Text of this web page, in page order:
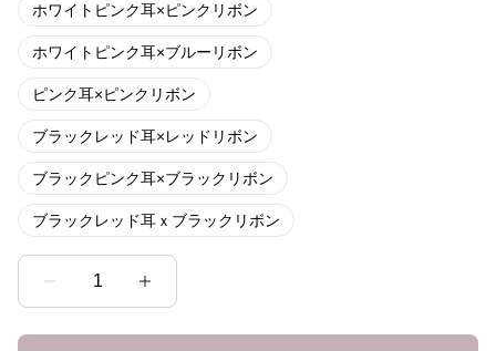
ホワイトピンク耳×ピンクリボン
ホワイトピンク耳×ブルーリボン
ピンク耳×ピンクリボン
ブラックレッド耳×レッドリボン
ブラックピンク耳×ブラックリボン
ブラックレッド耳ｘブラックリボン
1